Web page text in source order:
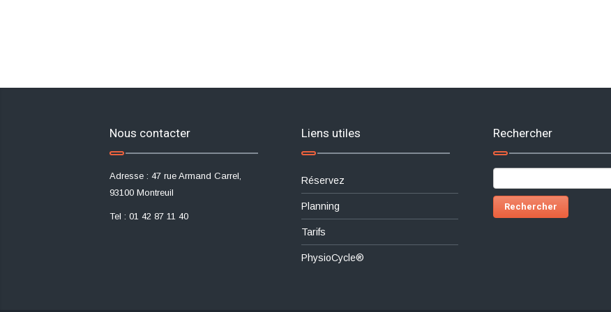
Nous contacter
Adresse : 47 rue Armand Carrel,
93100 Montreuil
Tel : 01 42 87 11 40
Liens utiles
Réservez
Planning
Tarifs
PhysioCycle®
Rechercher